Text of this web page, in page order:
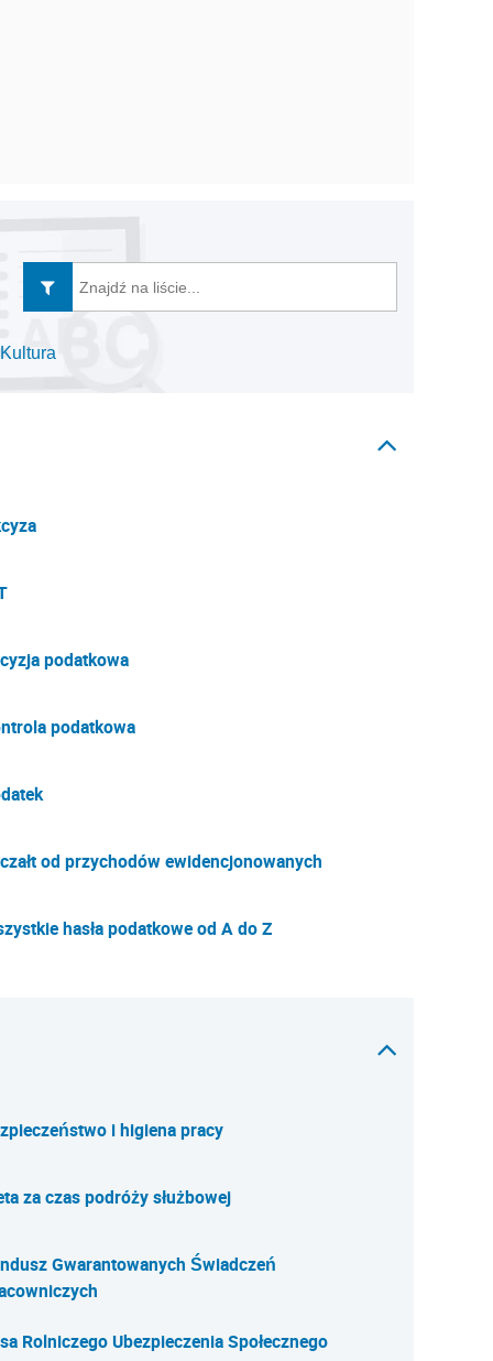
Kultura
podatkowa
podatkowa
od przychodów ewidencjonowanych
hasła podatkowe od A do Z
i higiena pracy
za czas podróży służbowej
Gwarantowanych Świadczeń
Rolniczego Ubezpieczenia Społecznego